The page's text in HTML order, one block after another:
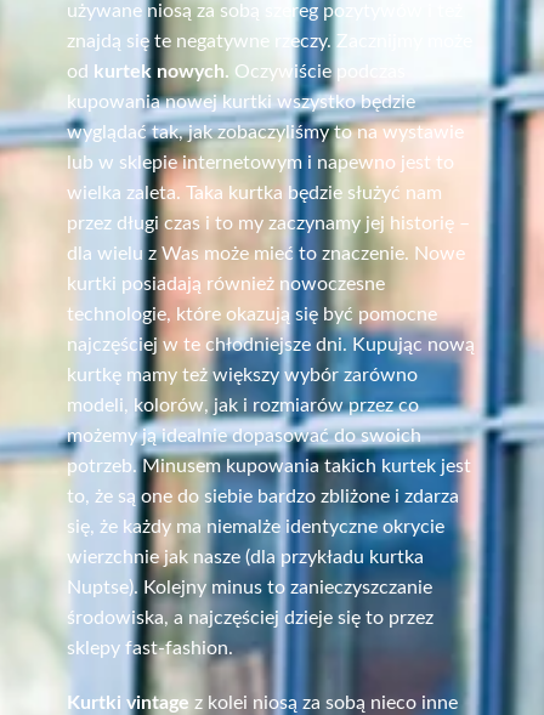
używane niosą za sobą szereg pozytywów i też
znajdą się te negatywne rzeczy. Zacznijmy może
od
kurtek nowych. Oczywiście podczas
kupowania nowej kurtki wszystko będzie
wyglądać tak, jak zobaczyliśmy to na wystawie
lub w sklepie internetowym i napewno jest to
wielka zaleta. Taka kurtka będzie służyć nam
przez długi czas i to my zaczynamy jej historię –
dla wielu z Was może mieć to znaczenie. Nowe
kurtki posiadają również nowoczesne
technologie, które okazują się być pomocne
najczęściej w te chłodniejsze dni. Kupując nową
kurtkę mamy też większy wybór zarówno
modeli, kolorów, jak i rozmiarów przez co
możemy ją idealnie dopasować do swoich
potrzeb. Minusem kupowania takich kurtek jest
to, że są one do siebie bardzo zbliżone i zdarza
się, że każdy ma niemalże identyczne okrycie
wierzchnie jak nasze (dla przykładu kurtka
Nuptse). Kolejny minus to zanieczyszczanie
środowiska, a najczęściej dzieje się to przez
sklepy fast-fashion.
Kurtki vintage z kolei niosą za sobą nieco inne